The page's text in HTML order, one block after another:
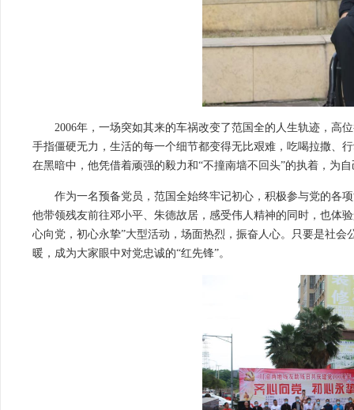
2006年，一场突如其来的车祸改变了范国全的人生轨迹，高
手指僵硬无力，生活的每一个细节都变得无比艰难，吃喝拉撒、
在黑暗中，他凭借着顽强的毅力和“不撞南墙不回头”的执着，为
作为一名预备党员，范国全始终牢记初心，积极参与党的各
他带领残友前往邓小平、朱德故居，感受伟人精神的同时，也体
心向党，初心永挚”大型活动，场面热烈，振奋人心。只要是社
暖，成为大家眼中对党忠诚的“红先锋”。